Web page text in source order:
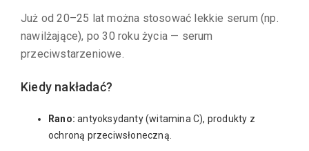
Już od 20–25 lat można stosować lekkie serum (np.
nawilżające), po 30 roku życia — serum
przeciwstarzeniowe.
Kiedy nakładać?
Rano: antyoksydanty (witamina C), produkty z
ochroną przeciwsłoneczną.